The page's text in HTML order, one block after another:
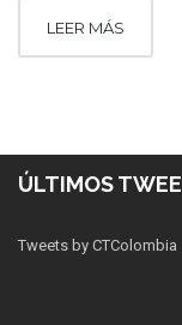
LEER MÁS
ÚLTIMOS
Tweets by CTColombia